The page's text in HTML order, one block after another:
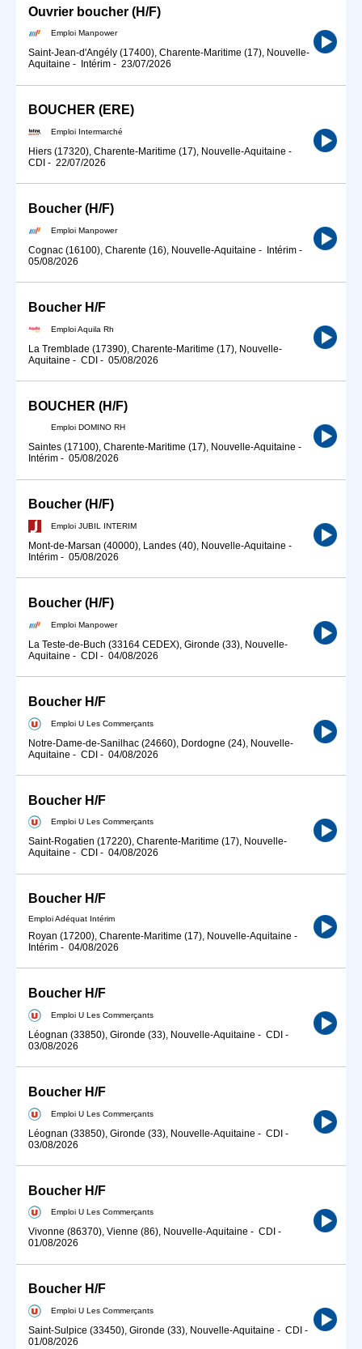
Ouvrier boucher (H/F)
Emploi Manpower
Saint-Jean-d'Angély (17400), Charente-Maritime (17), Nouvelle-
Aquitaine - Intérim - 23/07/2026
BOUCHER (ERE)
Emploi Intermarché
Hiers (17320), Charente-Maritime (17), Nouvelle-Aquitaine -
CDI - 22/07/2026
Boucher (H/F)
Emploi Manpower
Cognac (16100), Charente (16), Nouvelle-Aquitaine - Intérim -
05/08/2026
Boucher H/F
Emploi Aquila Rh
La Tremblade (17390), Charente-Maritime (17), Nouvelle-
Aquitaine - CDI - 05/08/2026
BOUCHER (H/F)
Emploi DOMINO RH
Saintes (17100), Charente-Maritime (17), Nouvelle-Aquitaine -
Intérim - 05/08/2026
Boucher (H/F)
Emploi JUBIL INTERIM
Mont-de-Marsan (40000), Landes (40), Nouvelle-Aquitaine -
Intérim - 05/08/2026
Boucher (H/F)
Emploi Manpower
La Teste-de-Buch (33164 CEDEX), Gironde (33), Nouvelle-
Aquitaine - CDI - 04/08/2026
Boucher H/F
Emploi U Les Commerçants
Notre-Dame-de-Sanilhac (24660), Dordogne (24), Nouvelle-
Aquitaine - CDI - 04/08/2026
Boucher H/F
Emploi U Les Commerçants
Saint-Rogatien (17220), Charente-Maritime (17), Nouvelle-
Aquitaine - CDI - 04/08/2026
Boucher H/F
Emploi Adéquat Intérim
Royan (17200), Charente-Maritime (17), Nouvelle-Aquitaine -
Intérim - 04/08/2026
Boucher H/F
Emploi U Les Commerçants
Léognan (33850), Gironde (33), Nouvelle-Aquitaine - CDI -
03/08/2026
Boucher H/F
Emploi U Les Commerçants
Léognan (33850), Gironde (33), Nouvelle-Aquitaine - CDI -
03/08/2026
Boucher H/F
Emploi U Les Commerçants
Vivonne (86370), Vienne (86), Nouvelle-Aquitaine - CDI -
01/08/2026
Boucher H/F
Emploi U Les Commerçants
Saint-Sulpice (33450), Gironde (33), Nouvelle-Aquitaine - CDI -
01/08/2026